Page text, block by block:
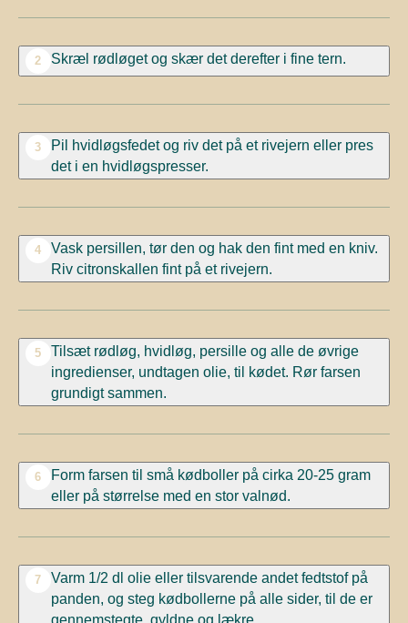
2 Skræl rødløget og skær det derefter i fine tern.
3
Pil hvidløgsfedet og riv det på et rivejern eller pres
det i en hvidløgspresser.
4
Vask persillen, tør den og hak den fint med en kniv.
Riv citronskallen fint på et rivejern.
5
Tilsæt rødløg, hvidløg, persille og alle de øvrige
ingredienser, undtagen olie, til kødet. Rør farsen
grundigt sammen.
6
Form farsen til små kødboller på cirka 20-25 gram
eller på størrelse med en stor valnød.
7
Varm 1/2 dl olie eller tilsvarende andet fedtstof på
panden, og steg kødbollerne på alle sider, til de er
gennemstegte, gyldne og lækre.